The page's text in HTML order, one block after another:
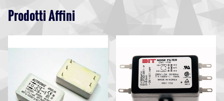
Prodotti Affini